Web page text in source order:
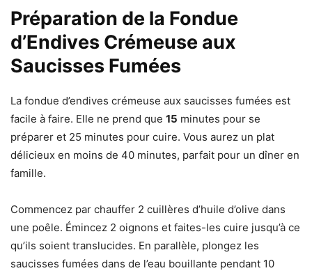
Préparation de la Fondue
d’Endives Crémeuse aux
Saucisses Fumées
La fondue d’endives crémeuse aux saucisses fumées est
facile à faire. Elle ne prend que 15 minutes pour se
préparer et 25 minutes pour cuire. Vous aurez un plat
délicieux en moins de 40 minutes, parfait pour un dîner en
famille.
Commencez par chauffer 2 cuillères d’huile d’olive dans
une poêle. Émincez 2 oignons et faites-les cuire jusqu’à ce
qu’ils soient translucides. En parallèle, plongez les
saucisses fumées dans de l’eau bouillante pendant 10